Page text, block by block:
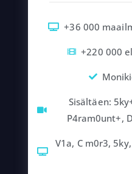
+36 000
+220 000
Sisältäen:
P4ram0unt+,
V1a, C m0r3,